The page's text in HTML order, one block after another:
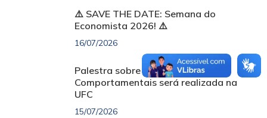
⚠️ SAVE THE DATE: Semana do
Economista 2026! ⚠️
16/07/2026
Palestra sobre Finanças
Comportamentais será realizada na
UFC
15/07/2026